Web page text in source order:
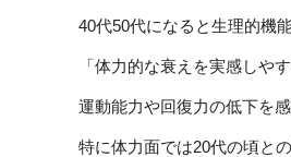
40代50代になると生理的機
「体力的な衰えを実感しや
運動能力や回復力の低下を
特に体力面では20代の頃と